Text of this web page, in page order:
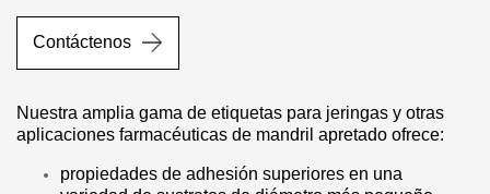
Contáctenos
Nuestra amplia gama de etiquetas para jeringas y otras
aplicaciones farmacéuticas de mandril apretado ofrece:
propiedades de adhesión superiores en una